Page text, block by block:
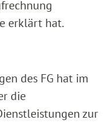
erklärt hat.
des FG hat im
die
zur